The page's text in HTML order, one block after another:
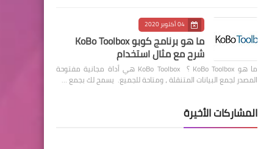
04 أكتوبر 2020
ما هو برنامج كوبو KoBo Toolbox
شرح مع مثال استخدام
ما هو KoBo Toolbox ؟ KoBo Toolbox هي أداة مجانية مفتوحة
المصدر لجمع البيانات المتنقلة ، ومتاحة للجميع. يسمح لك بجمع …
المشاركات الأخيرة